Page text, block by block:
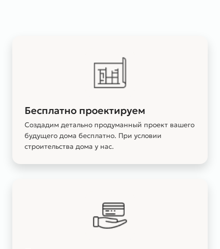
Бесплатно проектируем
Создадим детально продуманный проект вашего
будущего дома бесплатно. При условии
строительства дома у нас.